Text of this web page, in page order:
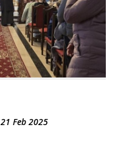
21 Feb 2025